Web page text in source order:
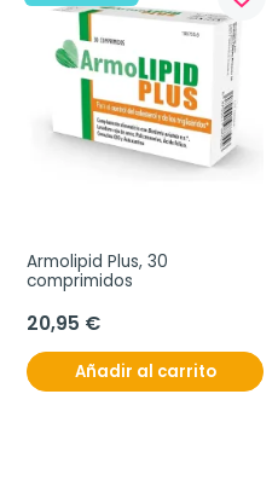
Armolipid Plus, 30
comprimidos
20,95 €
Añadir al carrito